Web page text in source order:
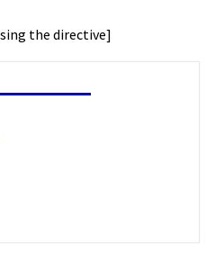
the directive]